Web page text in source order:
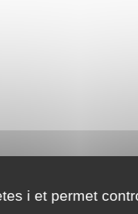
i et permet